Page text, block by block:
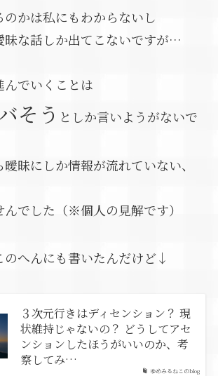
のかは私にもわからないし
昧な話しか出てこないですが…
んでいくことは
そう としか言いようがないで
昧にしか情報が流れていない、
でした（※個人の見解です）
のへんにも書いたんだけど↓
ゆめみるねこのblog
３次元行きはディセンション？ 現
状維持じゃないの？ どうしてアセ
ンションしたほうがいいのか、考
察してみ…